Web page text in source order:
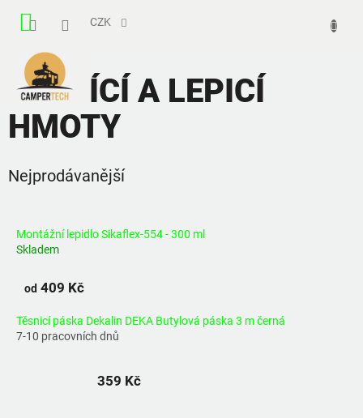
CZK
NÁKUPNÍ
TĚSNÍCÍ A LEPICÍ
HMOTY
Nejprodávanější
Montážní lepidlo Sikaflex-554 - 300 ml
Skladem
od 409 Kč
Těsnicí páska Dekalin DEKA Butylová páska 3 m černá
7-10 pracovních dnů
359 Kč